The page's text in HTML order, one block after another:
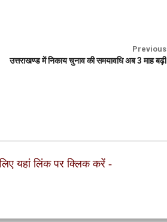
Previous
उत्तराखण्ड में निकाय चुनाव की समयावधि अब 3 माह बढ़ी
यहां लिंक पर क्लिक करें -